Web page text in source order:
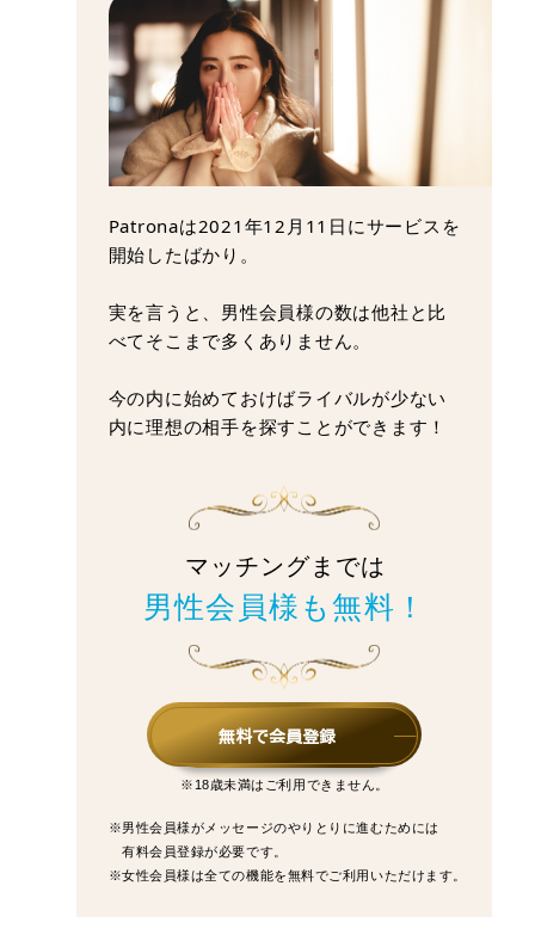
無料で会員登録
※18歳未満はご利用できません。
マッチングまでは
男性会員様も無料！
※男性会員様がメッセージのやりとりに進むためには
有料会員登録が必要です。
※女性会員様は全ての機能を無料でご利用いただけます。
Patronaは2021年12月11日にサービスを
開始したばかり。
実を言うと、男性会員様の数は他社と比
べてそこまで多くありません。
今の内に始めておけばライバルが少ない
内に理想の相手を探すことができます！